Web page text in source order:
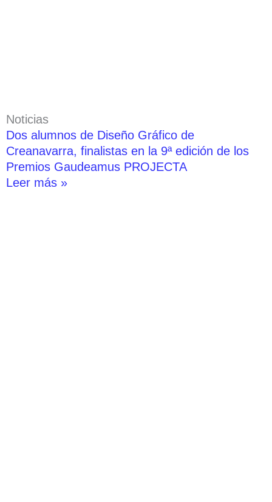
Noticias
Dos alumnos de Diseño Gráfico de
Creanavarra, finalistas en la 9ª edición de los
Premios Gaudeamus PROJECTA
Leer más »